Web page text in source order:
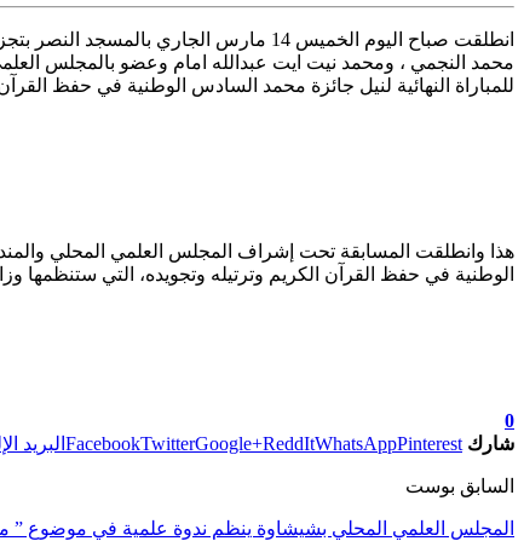
انطلقت صباح اليوم الخميس 14 مارس الجاري بالمسجد النصر بتجزئة حي النصر
محمد النجمي ، ومحمد نيت ايت عبدالله امام وعضو بالمجلس
للمباراة النهائية لنيل جائزة محمد السادس الوطنية في حفظ
هذا وانطلقت المسابقة تحت إشراف المجلس العلمي المحلي
الوطنية في حفظ القرآن الكريم وترتيله وتجويده، التي ستنظمها وزارة الأوقاف
0
شارك
FacebookTwitterGoogle+ReddItWhatsAppPinterest البريد
السابق بوست
المجلس العلمي المحلي بشيشاوة ينظم ندوة علمية في موضوع ”